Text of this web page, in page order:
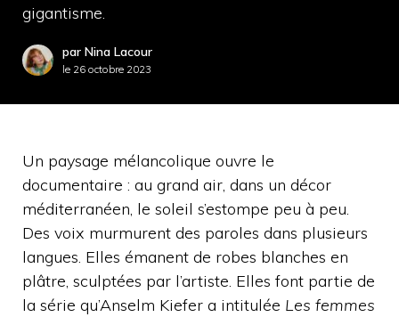
gigantisme.
par Nina Lacour
le 26 octobre 2023
Un paysage mélancolique ouvre le
documentaire : au grand air, dans un décor
méditerranéen, le soleil s’estompe peu à peu.
Des voix murmurent des paroles dans plusieurs
langues. Elles émanent de robes blanches en
plâtre, sculptées par l’artiste. Elles font partie de
la série qu’Anselm Kiefer a intitulée Les femmes